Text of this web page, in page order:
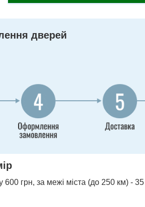
дверей
600 грн, за межі міста (до 250 км) -